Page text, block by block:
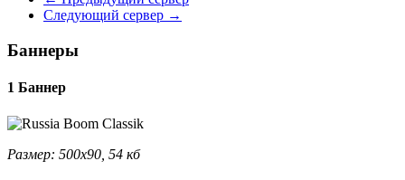
Следующий сервер →
Баннеры
1 Баннер
Размер: 500x90, 54 кб